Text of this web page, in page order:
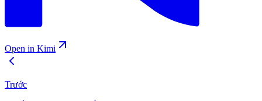
Open in Kimi
Trước